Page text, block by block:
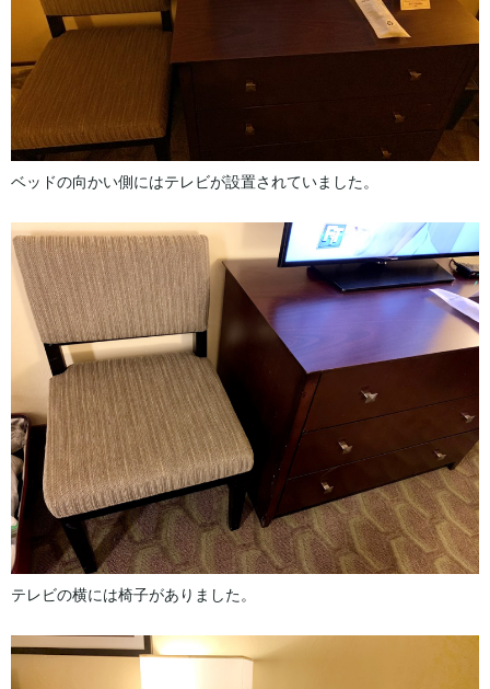
ベッドの向かい側にはテレビが設置されていました。
テレビの横には椅子がありました。